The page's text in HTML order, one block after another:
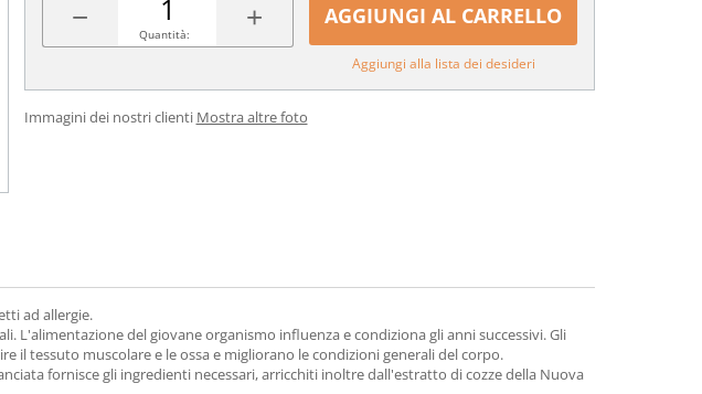
− +
Quantità:
AGGIUNGI AL CARRELLO
Aggiungi alla lista dei desideri
Immagini dei nostri clienti Mostra altre foto
ad allergie.
L'alimentazione del giovane organismo influenza e condiziona gli anni successivi. Gli
tessuto muscolare e le ossa e migliorano le condizioni generali del corpo.
fornisce gli ingredienti necessari, arricchiti inoltre dall'estratto di cozze della Nuova